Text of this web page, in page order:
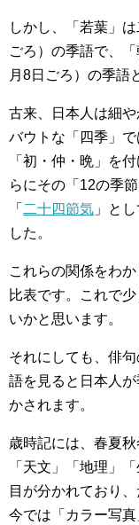
しかし、「若葉」
ごろ）の季語で、
月8日ごろ）の季語
古来、日本人は細
バウトな「四季」
「初・仲・晩」を
らにその「12の季
「 二十四節気 」と
した。
これらの関係をわ
比表です。これで
いかと思います。
それにしても、俳
語を見ると日本人
かされます。
歳時記には、春夏
「天文」「地理」
目が分かれており
今では「カラー写